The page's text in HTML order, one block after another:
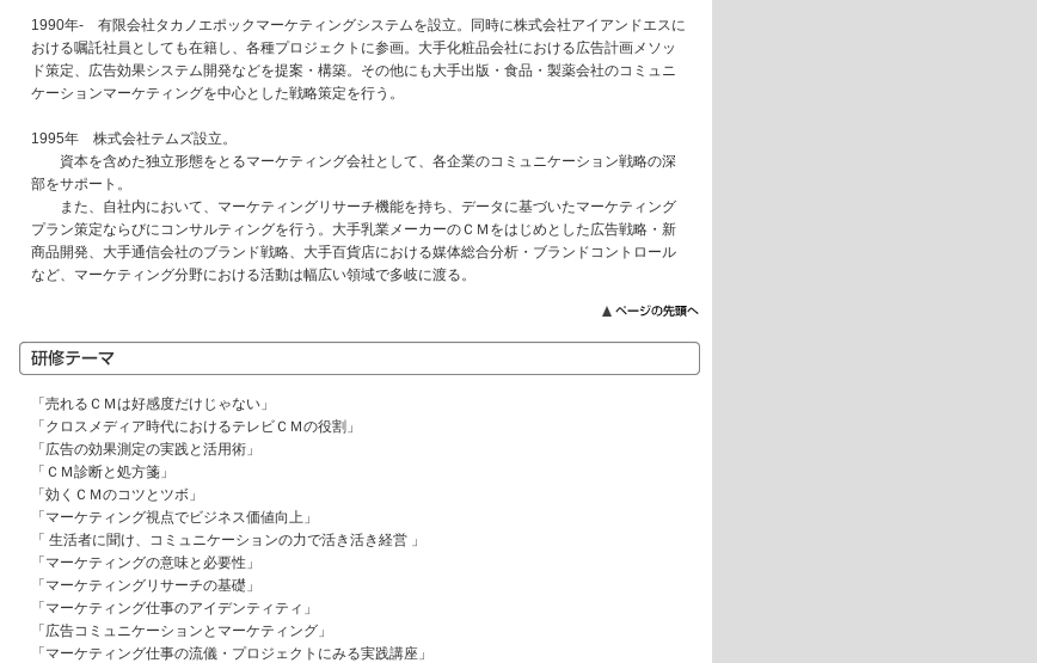
1990年- 有限会社タカノエポックマーケティングシステムを設立。同時に株式会社アイアンドエスに
おける嘱託社員としても在籍し、各種プロジェクトに参画。大手化粧品会社における広告計画メソッ
ド策定、広告効果システム開発などを提案・構築。その他にも大手出版・食品・製薬会社のコミュニ
ケーションマーケティングを中心とした戦略策定を行う。
1995年 株式会社テムズ設立。
資本を含めた独立形態をとるマーケティング会社として、各企業のコミュニケーション戦略の深
部をサポート。
また、自社内において、マーケティングリサーチ機能を持ち、データに基づいたマーケティング
プラン策定ならびにコンサルティングを行う。大手乳業メーカーのＣＭをはじめとした広告戦略・新
商品開発、大手通信会社のブランド戦略、大手百貨店における媒体総合分析・ブランドコントロール
など、マーケティング分野における活動は幅広い領域で多岐に渡る。
「売れるＣＭは好感度だけじゃない」
「クロスメディア時代におけるテレビＣＭの役割」
「広告の効果測定の実践と活用術」
「ＣＭ診断と処方箋」
「効くＣＭのコツとツボ」
「マーケティング視点でビジネス価値向上」
「 生活者に聞け、コミュニケーションの力で活き活き経営 」
「マーケティングの意味と必要性」
「マーケティングリサーチの基礎」
「マーケティング仕事のアイデンティティ」
「広告コミュニケーションとマーケティング」
「マーケティング仕事の流儀・プロジェクトにみる実践講座」